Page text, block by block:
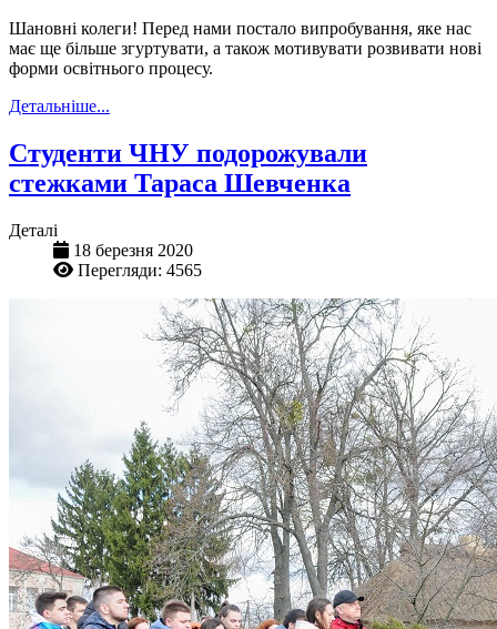
Шановні колеги! Перед нами постало випробування, яке нас
має ще більше згуртувати, а також мотивувати розвивати нові
форми освітнього процесу.
Детальніше...
Студенти ЧНУ подорожували
стежками Тараса Шевченка
Деталі
18 березня 2020
Перегляди: 4565